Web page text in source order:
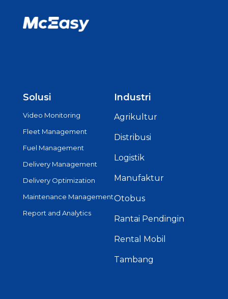
Solusi
Video Monitoring
Fleet Management
Fuel Management
Delivery Management
Delivery Optimization
Maintenance Management
Report and Analytics
Industri
Agrikultur
Distribusi
Logistik
Manufaktur
Otobus
Rantai Pendingin
Rental Mobil
Tambang